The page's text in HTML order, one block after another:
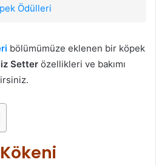
Ödülleri
bölümümüze eklenen bir köpek
Setter özellikleri ve bakımı